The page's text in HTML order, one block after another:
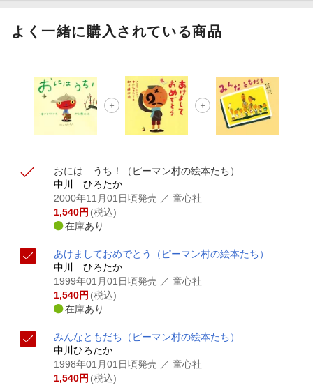
ト山分け
エントリー＆3,000円以上購入で無料データSIM（3GB/月プ
ラン）が当たる！
楽天モバイル紹介キャンペーンの拡散で300円OFFクーポン
よく一緒に購入されている商品
おには うち！
（ピーマン村の絵本たち）
中川 ひろたか
2000年11月01日頃発売 ／ 童心社
1,540円 (税込)
在庫あり
あけましておめでとう
（ピーマン村の絵本たち）
中川 ひろたか
1999年01月01日頃発売 ／ 童心社
1,540円 (税込)
在庫あり
みんなともだち （ピーマン村の絵本たち）
中川ひろたか
1998年01月01日頃発売 ／ 童心社
1,540円 (税込)